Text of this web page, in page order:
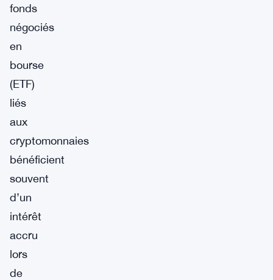
fonds
négociés
en
bourse
(ETF)
liés
aux
cryptomonnaies
bénéficient
souvent
d’un
intérêt
accru
lors
de